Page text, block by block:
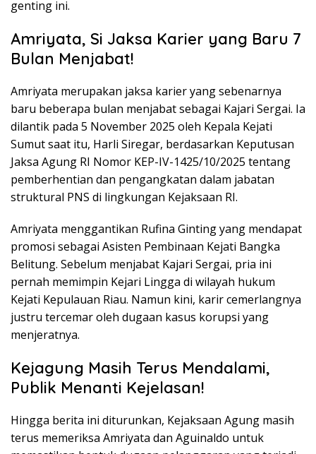
genting ini.
Amriyata, Si Jaksa Karier yang Baru 7
Bulan Menjabat!
Amriyata merupakan jaksa karier yang sebenarnya
baru beberapa bulan menjabat sebagai Kajari Sergai. Ia
dilantik pada 5 November 2025 oleh Kepala Kejati
Sumut saat itu, Harli Siregar, berdasarkan Keputusan
Jaksa Agung RI Nomor KEP-IV-1425/10/2025 tentang
pemberhentian dan pengangkatan dalam jabatan
struktural PNS di lingkungan Kejaksaan RI.
Amriyata menggantikan Rufina Ginting yang mendapat
promosi sebagai Asisten Pembinaan Kejati Bangka
Belitung. Sebelum menjabat Kajari Sergai, pria ini
pernah memimpin Kejari Lingga di wilayah hukum
Kejati Kepulauan Riau. Namun kini, karir cemerlangnya
justru tercemar oleh dugaan kasus korupsi yang
menjeratnya.
Kejagung Masih Terus Mendalami,
Publik Menanti Kejelasan!
Hingga berita ini diturunkan, Kejaksaan Agung masih
terus memeriksa Amriyata dan Aguinaldo untuk